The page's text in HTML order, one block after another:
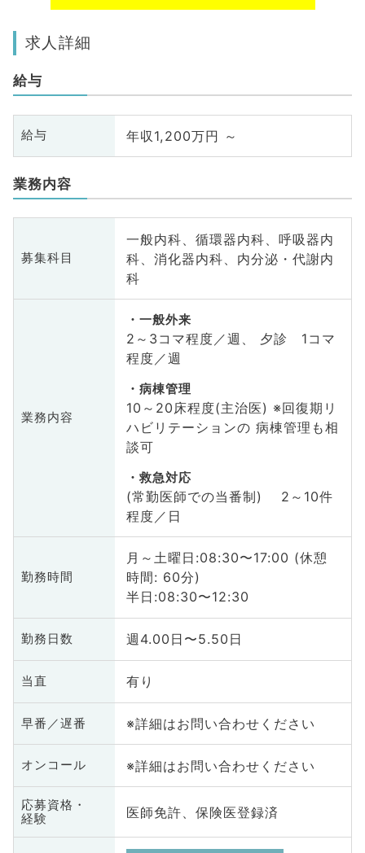
求人詳細
給与
給与 年収1,200万円 ～
業務内容
募集科目
一般内科、循環器内科、呼吸器内
科、消化器内科、内分泌・代謝内
科
業務内容
一般外来
2～3コマ程度／週、 夕診 1コマ
程度／週
病棟管理
10～20床程度(主治医) ※回復期リ
ハビリテーションの 病棟管理も相
談可
救急対応
(常勤医師での当番制) 2～10件
程度／日
勤務時間
月～土曜日:08:30〜17:00 (休憩
時間: 60分)
半日:08:30〜12:30
勤務日数 週4.00日〜5.50日
当直 有り
早番／遅番 ※詳細はお問い合わせください
オンコール ※詳細はお問い合わせください
応募資格・
経験
医師免許、保険医登録済